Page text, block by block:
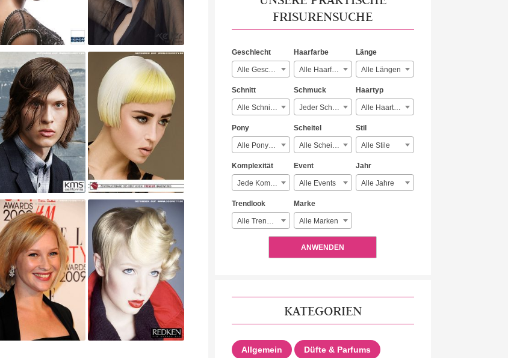
FRISURENSUCHE
Geschlecht
Alle Geschlechter
Haarfarbe
Alle Haarfarben
Länge
Alle Längen
Schnitt
Alle Schnitte
Schmuck
Jeder Schmuck
Haartyp
Alle Haartypen
Pony
Alle Ponyarten
Scheitel
Alle Scheitelarten
Stil
Alle Stile
Komplexität
Jede Komplexität
Event
Alle Events
Jahr
Alle Jahre
Trendlook
Alle Trendlooks
Marke
Alle Marken
ANWENDEN
KATEGORIEN
Allgemein Düfte & Parfums